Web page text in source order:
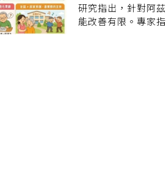
研究指出，針對阿
能改善有限。專家